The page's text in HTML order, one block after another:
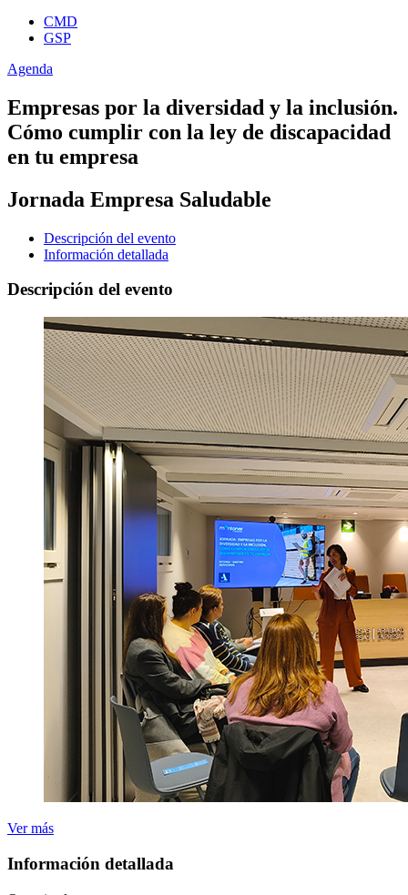
CMD
GSP
Agenda
Empresas por la diversidad y la inclusión.
Cómo cumplir con la ley de discapacidad
en tu empresa
Jornada Empresa Saludable
Descripción del evento
Información detallada
Descripción del evento
Ver más
Información detallada